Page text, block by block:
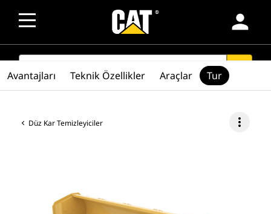
person
SEARCH
Düz Kar Temizleyiciler more_vert
Avantajları Teknik Özellikler Araçlar Tur